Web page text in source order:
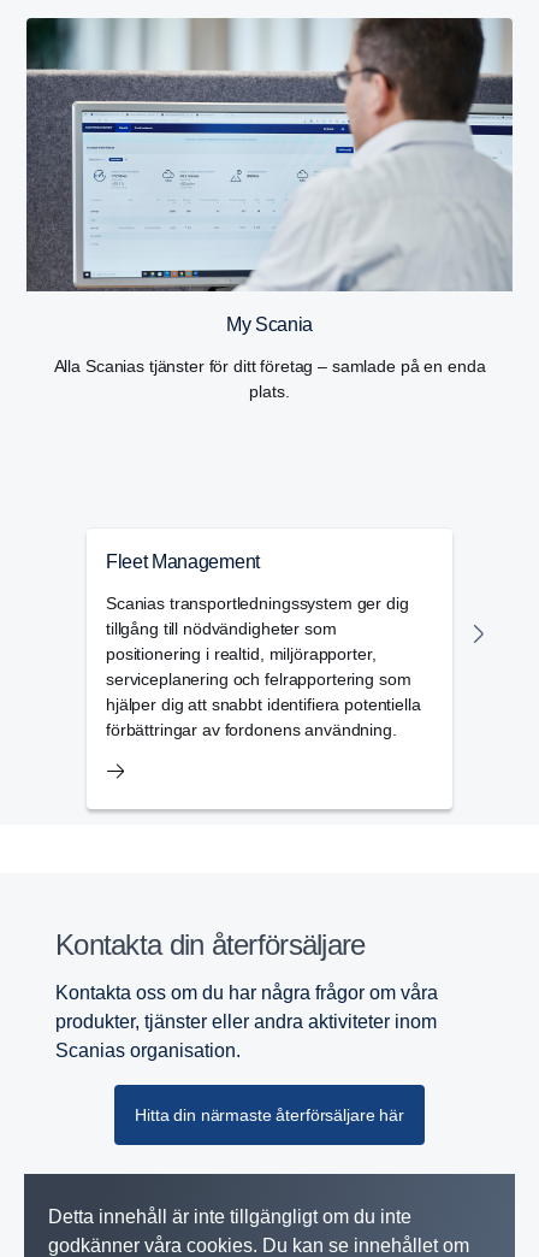
My Scania
Alla Scanias tjänster för ditt företag – samlade på en enda
plats.
Fleet Management
Scanias transportledningssystem ger dig
tillgång till nödvändigheter som
positionering i realtid, miljörapporter,
serviceplanering och felrapportering som
hjälper dig att snabbt identifiera potentiella
förbättringar av fordonens användning.
Kontakta din återförsäljare
Kontakta oss om du har några frågor om våra
produkter, tjänster eller andra aktiviteter inom
Scanias organisation.
Hitta din närmaste återförsäljare här
Detta innehåll är inte tillgängligt om du inte
godkänner våra cookies. Du kan se innehållet om